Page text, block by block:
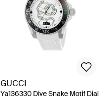
GUCCI
Ya136330 Dive Snake Motif Dial